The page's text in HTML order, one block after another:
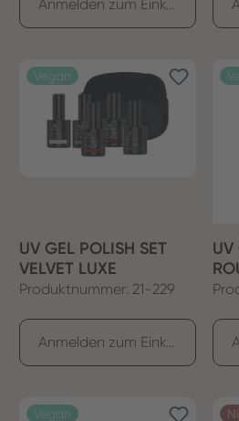
Vegan
UV GEL POLISH SET
VELVET LUXE
Produktnummer: 21-229
UV
Vegan